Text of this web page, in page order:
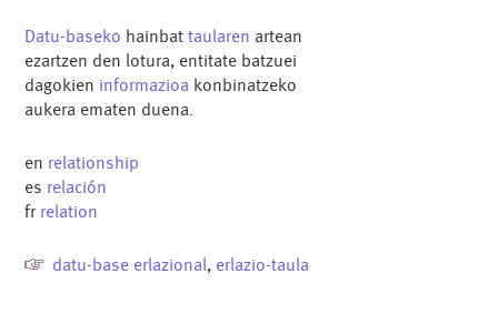
Datu-baseko hainbattaularen artean
ezartzen den lotura, entitate batzuei
dagokien informazioa konbinatzeko
aukera ematen duena.
en relationship
es relación
fr relation
datu-base erlazional, erlazio-taula